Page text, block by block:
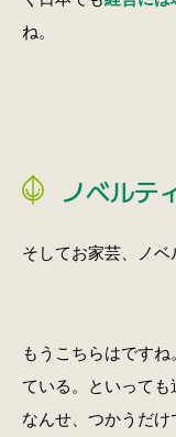
ね。
ノベルテ
そしてお家芸、ノベ
もうこちらはです
ている。といっても
なんせ、つかうだけ